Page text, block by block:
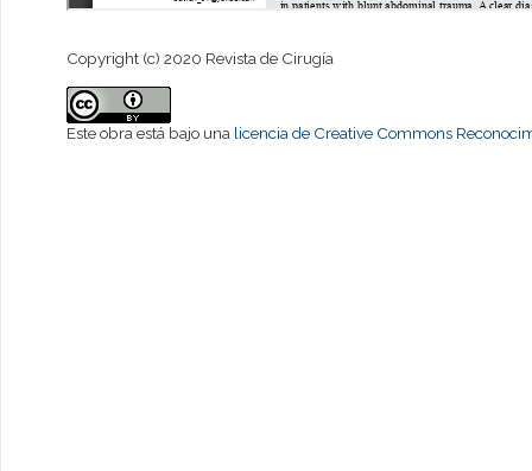
Copyright (c) 2020 Revista de Cirugía
Este obra está bajo una licencia de Creative Commons